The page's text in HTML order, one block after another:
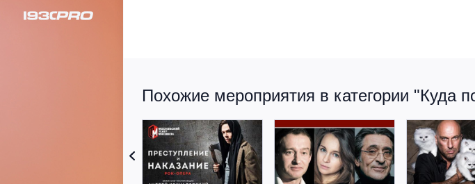
Похожие мероприятия в категории "Куда